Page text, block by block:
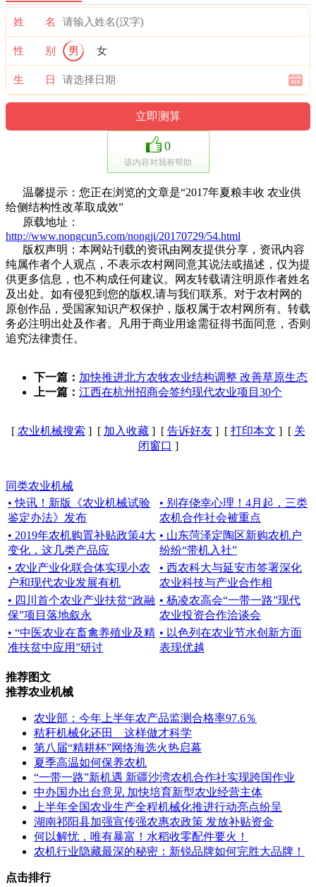
姓 名
性 别 男 女
生 日
0
该内容对我有帮助
温馨提示：您正在浏览的文章是“2017年夏粮丰收 农业供
给侧结构性改革取成效”
原载地址：
http://www.nongcun5.com/nongji/20170729/54.html
版权声明：本网站刊载的资讯由网友提供分享，资讯内容
纯属作者个人观点，不表示农村网同意其说法或描述，仅为提
供更多信息，也不构成任何建议。网友转载请注明原作者姓名
及出处。如有侵犯到您的版权,请与我们联系。对于农村网的
原创作品，受国家知识产权保护，版权属于农村网所有。转载
务必注明出处及作者。凡用于商业用途需征得书面同意，否则
追究法律责任。
下一篇： 加快推进北方农牧农业结构调整 改善草原生态
上一篇： 江西在杭州招商会签约现代农业项目30个
[ 农业机械搜索 ] [ 加入收藏] [ 告诉好友] [ 打印本文 ] [ 关
闭窗口 ]
同类农业机械
• 快讯！新版《农业机械试验
鉴定办法》发布
• 别存侥幸心理！4月起，三类
农机合作社会被重点
• 2019年农机购置补贴政策4大
变化，这几类产品应
• 山东菏泽定陶区新购农机户
纷纷“带机入社”
• 农业产业化联合体实现小农
户和现代农业发展有机
• 西农科大与延安市签署深化
农业科技与产业合作相
• 四川首个农业产业扶贫“政融
保”项目落地叙永
• 杨凌农高会“一带一路”现代
农业投资合作洽谈会
• “中医农业在畜禽养殖业及精
准扶贫中应用”研讨
• 以色列在农业节水创新方面
表现优越
推荐图文
推荐农业机械
农业部：今年上半年农产品监测合格率97.6％
秸秆机械化还田 这样做才科学
第八届“精耕杯”网络海选火热启幕
夏季高温如何保养农机
“一带一路”新机遇 新疆沙湾农机合作社实现跨国作业
中办国办出台意见 加快培育新型农业经营主体
上半年全国农业生产全程机械化推进行动亮点纷呈
湖南祁阳县加强宣传强农惠农政策 发放补贴资金
何以解忧，唯有暴富！水稻收零配件要火！
农机行业隐藏最深的秘密：新锐品牌如何完胜大品牌！
点击排行